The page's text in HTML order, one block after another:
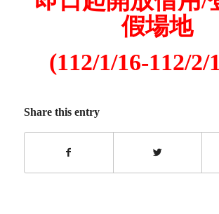
假場地
(112/1/16-112/2/
Share this entry